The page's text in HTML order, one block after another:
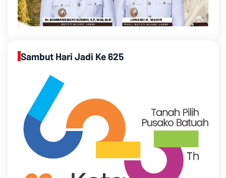
Sambut Hari Jadi Ke 625